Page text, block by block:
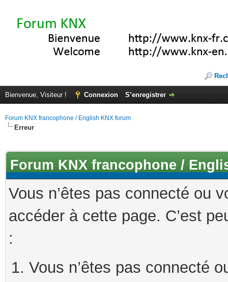
Bienvenue, Visiteur ! Connexion S’enregistrer
Forum KNX francophone / English KNX forum
Erreur
Forum KNX francophone /
Vous n’êtes pas connecté ou
accéder à cette page. C’est
:
Vous n’êtes pas connecté